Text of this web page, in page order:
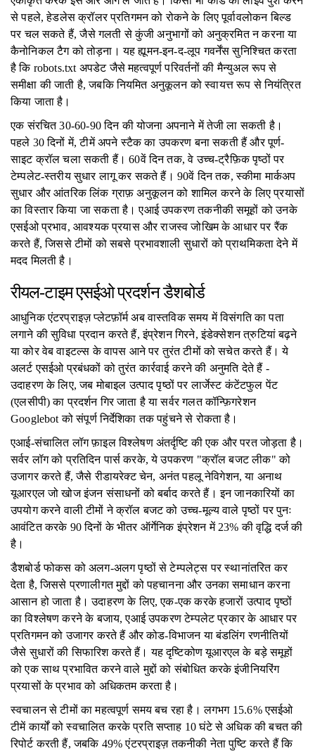
से पहले, हेडलेस क्रॉलर प्रतिगमन को रोकने के लिए पूर्वावलोकन बिल्ड
पर चल सकते हैं, जैसे गलती से कुंजी अनुभागों को अनुक्रमित न करना या
कैनोनिकल टैग को तोड़ना। यह ह्यूमन-इन-द-लूप गवर्नेंस सुनिश्चित करता
है कि robots.txt अपडेट जैसे महत्वपूर्ण परिवर्तनों की मैन्युअल रूप से
समीक्षा की जाती है, जबकि नियमित अनुकूलन को स्वायत्त रूप से नियंत्रित
किया जाता है।
एक संरचित 30-60-90 दिन की योजना अपनाने में तेजी ला सकती है।
पहले 30 दिनों में, टीमें अपने स्टैक का उपकरण बना सकती हैं और पूर्ण-
साइट क्रॉल चला सकती हैं। 60वें दिन तक, वे उच्च-ट्रैफ़िक पृष्ठों पर
टेम्पलेट-स्तरीय सुधार लागू कर सकते हैं। 90वें दिन तक, स्कीमा मार्कअप
सुधार और आंतरिक लिंक ग्राफ़ अनुकूलन को शामिल करने के लिए प्रयासों
का विस्तार किया जा सकता है। एआई उपकरण तकनीकी समूहों को उनके
एसईओ प्रभाव, आवश्यक प्रयास और राजस्व जोखिम के आधार पर रैंक
करते हैं, जिससे टीमों को सबसे प्रभावशाली सुधारों को प्राथमिकता देने में
मदद मिलती है।
रीयल-टाइम एसईओ प्रदर्शन डैशबोर्ड
आधुनिक एंटरप्राइज़ प्लेटफ़ॉर्म अब वास्तविक समय में विसंगति का पता
लगाने की सुविधा प्रदान करते हैं, इंप्रेशन गिरने, इंडेक्सेशन त्रुटियां बढ़ने
या कोर वेब वाइटल्स के वापस आने पर तुरंत टीमों को सचेत करते हैं। ये
अलर्ट एसईओ प्रबंधकों को तुरंत कार्रवाई करने की अनुमति देते हैं -
उदाहरण के लिए, जब मोबाइल उत्पाद पृष्ठों पर लार्जेस्ट कंटेंटफुल पेंट
(एलसीपी) का प्रदर्शन गिर जाता है या सर्वर गलत कॉन्फ़िगरेशन
Googlebot को संपूर्ण निर्देशिका तक पहुंचने से रोकता है।
एआई-संचालित लॉग फ़ाइल विश्लेषण अंतर्दृष्टि की एक और परत जोड़ता है।
सर्वर लॉग को प्रतिदिन पार्स करके, ये उपकरण "क्रॉल बजट लीक" को
उजागर करते हैं, जैसे रीडायरेक्ट चेन, अनंत पहलू नेविगेशन, या अनाथ
यूआरएल जो खोज इंजन संसाधनों को बर्बाद करते हैं। इन जानकारियों का
उपयोग करने वाली टीमों ने क्रॉल बजट को उच्च-मूल्य वाले पृष्ठों पर पुनः
आवंटित करके 90 दिनों के भीतर ऑर्गेनिक इंप्रेशन में 23% की वृद्धि दर्ज की
है।
डैशबोर्ड फोकस को अलग-अलग पृष्ठों से टेम्पलेट्स पर स्थानांतरित कर
देता है, जिससे प्रणालीगत मुद्दों को पहचानना और उनका समाधान करना
आसान हो जाता है। उदाहरण के लिए, एक-एक करके हजारों उत्पाद पृष्ठों
का विश्लेषण करने के बजाय, एआई उपकरण टेम्पलेट प्रकार के आधार पर
प्रतिगमन को उजागर करते हैं और कोड-विभाजन या बंडलिंग रणनीतियों
जैसे सुधारों की सिफारिश करते हैं। यह दृष्टिकोण यूआरएल के बड़े समूहों
को एक साथ प्रभावित करने वाले मुद्दों को संबोधित करके इंजीनियरिंग
प्रयासों के प्रभाव को अधिकतम करता है।
स्वचालन से टीमों का महत्वपूर्ण समय बच रहा है। लगभग 15.6% एसईओ
टीमें कार्यों को स्वचालित करके प्रति सप्ताह 10 घंटे से अधिक की बचत की
रिपोर्ट करती हैं, जबकि 49% एंटरप्राइज़ तकनीकी नेता पुष्टि करते हैं कि